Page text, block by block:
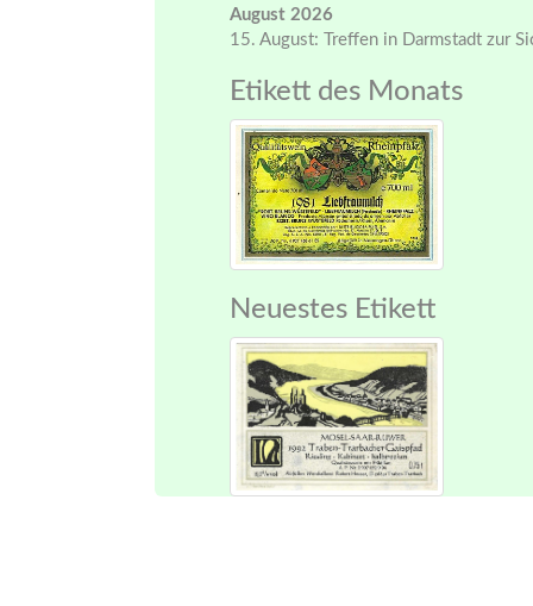
August 2026
15. August: Treffen in Darmstadt zur
Etikett des Monats
Neuestes Etikett